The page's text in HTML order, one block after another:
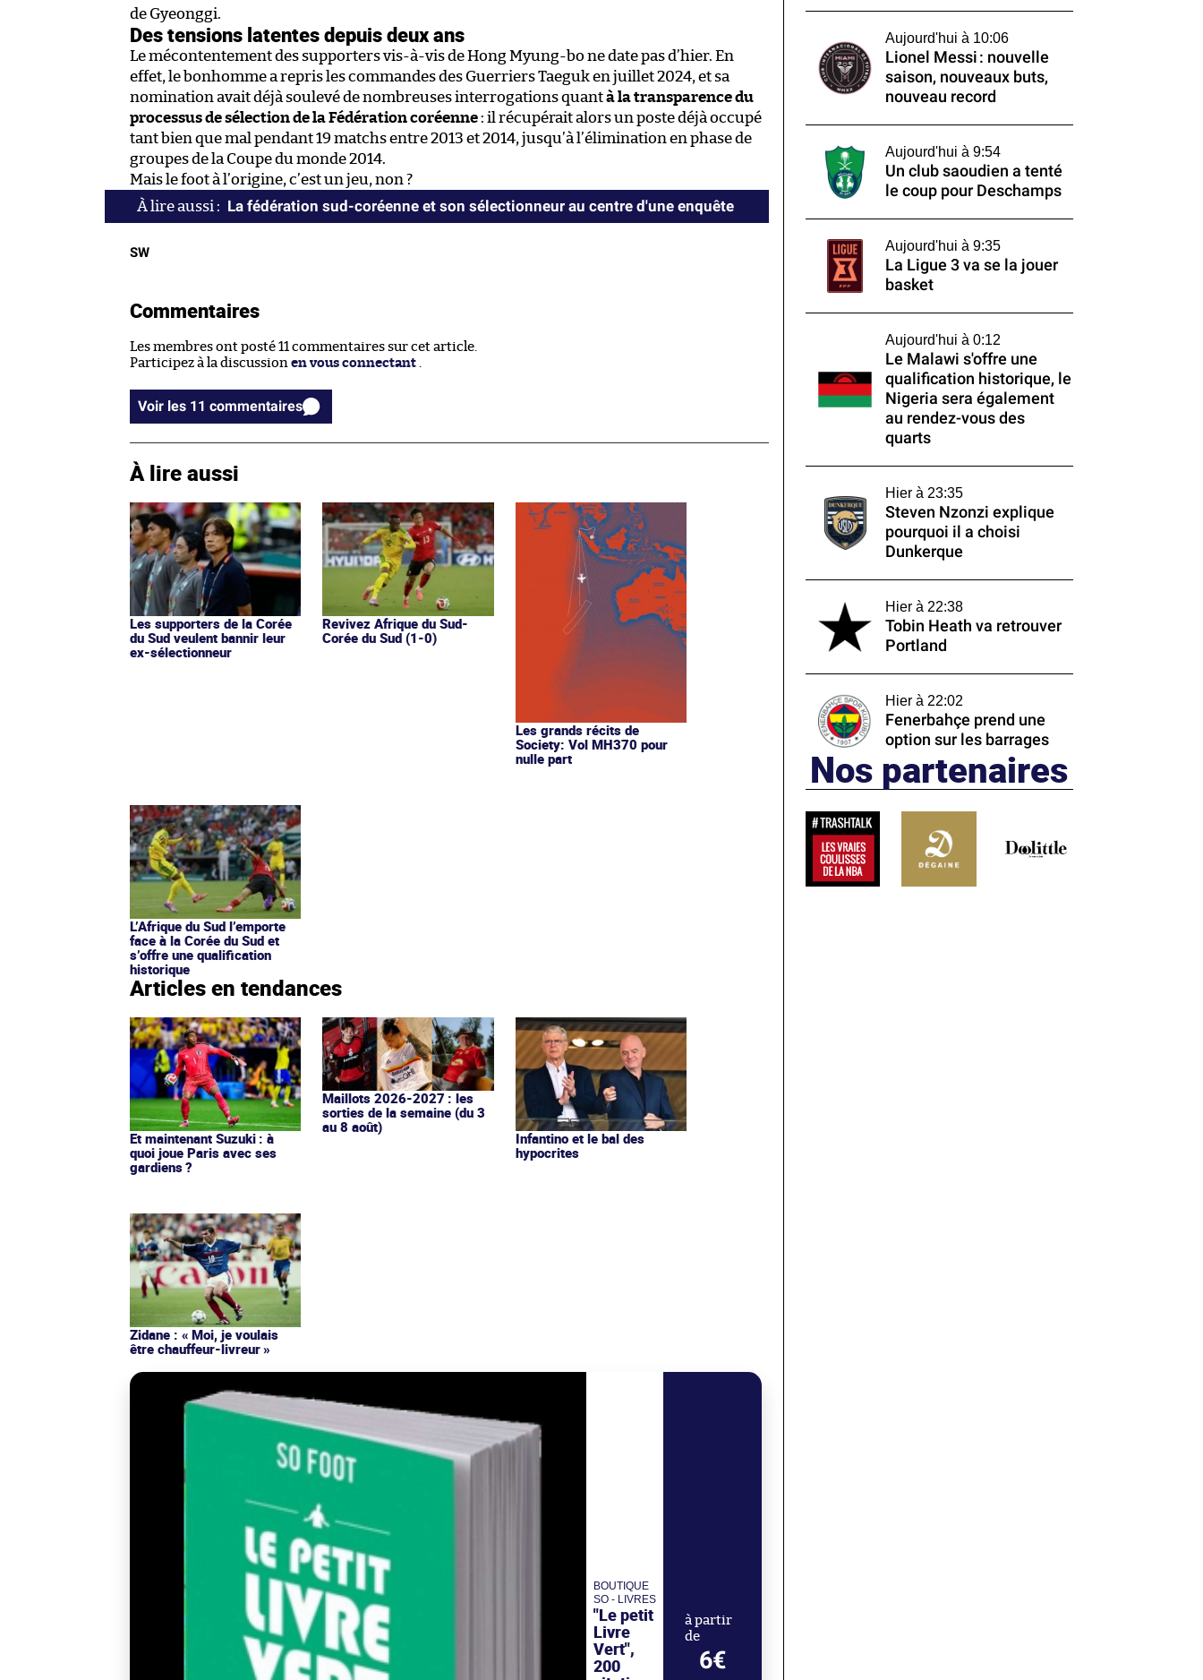
de Gyeonggi.
Des tensions latentes depuis deux ans
Le mécontentement des supporters vis-à-vis de Hong Myung-bo ne date pas d’hier. En
effet, le bonhomme a repris les commandes des Guerriers Taeguk en juillet 2024, et sa
nomination avait déjà soulevé de nombreuses interrogations quantà la transparence du
processus de sélection de la Fédération coréenne : il récupérait alors un poste déjà occupé
tant bien que mal pendant 19 matchs entre 2013 et 2014, jusqu’à l’élimination en phase de
groupes de la Coupe du monde 2014.
Mais le foot à l’origine, c’est un jeu, non ?
La fédération sud-coréenne et son sélectionneur au centre d'une enquête
SW
Commentaires
Les membres ont posté 11 commentaires sur cet article.
Participez à la discussion en vous connectant .
Voir les 11 commentaires
À lire aussi
Les supporters de la Corée
du Sud veulent bannir leur
ex-sélectionneur
Revivez Afrique du Sud-
Corée du Sud (1-0)
Les grands récits de
Society: Vol MH370 pour
nulle part
L’Afrique du Sud l’emporte
face à la Corée du Sud et
s’offre une qualification
historique
Articles en tendances
Et maintenant Suzuki : à
quoi joue Paris avec ses
gardiens ?
Maillots 2026-2027 : les
sorties de la semaine (du 3
au 8 août)
Infantino et le bal des
hypocrites
Zidane : « Moi, je voulais
être chauffeur-livreur »
BOUTIQUE
SO - LIVRES
"Le petit
Livre
Vert",
200
à partir
de
6€
Aujourd'hui à 10:06
Lionel Messi : nouvelle
saison, nouveaux buts,
nouveau record
Aujourd'hui à 9:54
Un club saoudien a tenté
le coup pour Deschamps
Aujourd'hui à 9:35
La Ligue 3 va se la jouer
basket
Aujourd'hui à 0:12
Le Malawi s'offre une
qualification historique, le
Nigeria sera également
au rendez-vous des
quarts
Hier à 23:35
Steven Nzonzi explique
pourquoi il a choisi
Dunkerque
Hier à 22:38
Tobin Heath va retrouver
Portland
Hier à 22:02
Fenerbahçe prend une
option sur les barrages
Nos partenaires